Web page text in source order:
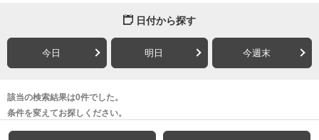
日付から探す
今日 明日 今週末
該当の検索結果は0件でした。
条件を変えてお探しください。